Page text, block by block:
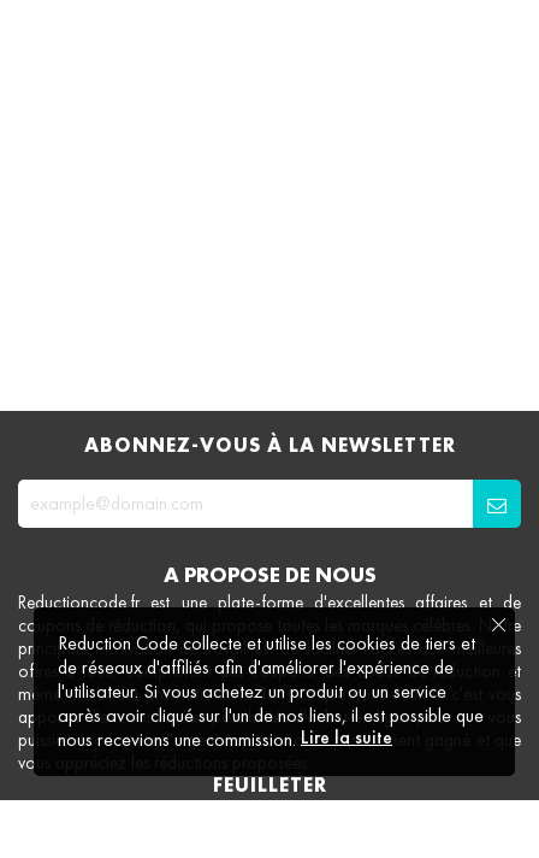
ABONNEZ-VOUS À LA NEWSLETTER
A PROPOSE DE NOUS
Reductioncode.fr est une plate-forme d'excellentes affaires et de
coupons de réduction, qui propose toutes les marques célèbres. Notre
principale motivation de travail est de faciliter l'accès aux meilleures
offres à tous, comprenant des coupons, des codes de réduction et
même des codes promotionnels. Tout ce que nous voulons c'est vous
apporter d'extraordinaires possibilités d'achat en ligne pour que vous
puissiez économiser l'argent que vous avez péniblement gagné et que
vous appréciez les réductions proposées.
FEUILLETER
Reduction Code collecte et utilise les cookies de tiers et
de réseaux d'affiliés afin d'améliorer l'expérience de
l'utilisateur. Si vous achetez un produit ou un service
après avoir cliqué sur l'un de nos liens, il est possible que
nous recevions une commission. Lire la suite